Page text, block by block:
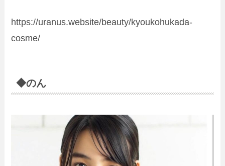
https://uranus.website/beauty/kyoukohukada-
cosme/
◆のん